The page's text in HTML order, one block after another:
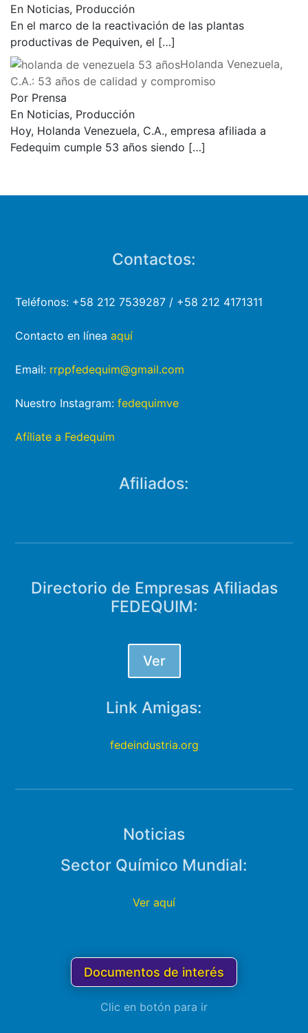
En Noticias, Producción
En el marco de la reactivación de las plantas
productivas de Pequiven, el […]
Holanda Venezuela,
C.A.: 53 años de calidad y compromiso
Por Prensa
En Noticias, Producción
Hoy, Holanda Venezuela, C.A., empresa afiliada a
Fedequim cumple 53 años siendo […]
Contactos:
Teléfonos: +58 212 7539287 / +58 212 4171311
Contacto en líneaaquí
Email: rrppfedequim@gmail.com
Nuestro Instagram:fedequimve
Afíliate a Fedequím
Afiliados:
Directorio de Empresas Afiliadas
FEDEQUIM:
Ver
Link Amigas:
fedeindustria.org
Noticias
Sector Químico Mundial:
Ver aquí
Documentos de interés
Clic en botón para ir